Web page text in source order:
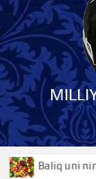
Baliq uni nimani